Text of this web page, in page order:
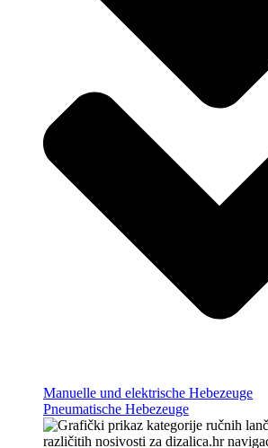
Manuelle und elektrische Hebezeuge
Pneumatische Hebezeuge